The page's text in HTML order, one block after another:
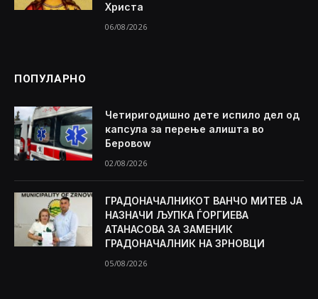
Христа
06/08/2026
ПОПУЛАРНО
Четиригодишно дете испило дел од
капсула за перење алишта во
Беровоw
02/08/2026
ГРАДОНАЧАЛНИКОТ ВАНЧО МИТЕВ ЈА
НАЗНАЧИ ЉУПКА ЃОРГИЕВА
АТАНАСОВА ЗА ЗАМЕНИК
ГРАДОНАЧАЛНИК НА ЗРНОВЦИ
05/08/2026